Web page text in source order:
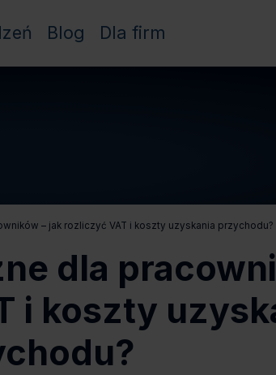
Blog Dla firm
– jak rozliczyć VAT i koszty uzyskania przychodu?
dla
i koszty